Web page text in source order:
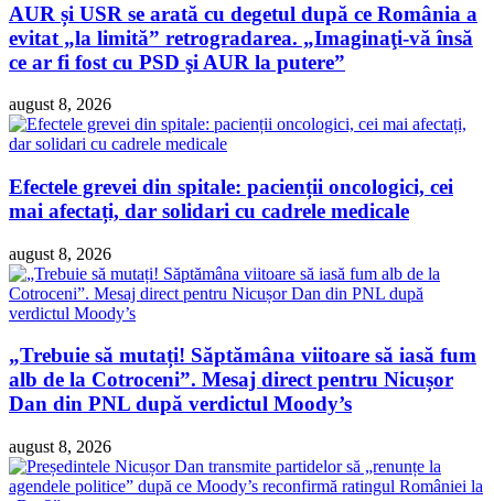
AUR și USR se arată cu degetul după ce România a
evitat „la limită” retrogradarea. „Imaginaţi-vă însă
ce ar fi fost cu PSD şi AUR la putere”
august 8, 2026
Efectele grevei din spitale: pacienții oncologici, cei
mai afectați, dar solidari cu cadrele medicale
august 8, 2026
„Trebuie să mutați! Săptămâna viitoare să iasă fum
alb de la Cotroceni”. Mesaj direct pentru Nicușor
Dan din PNL după verdictul Moody’s
august 8, 2026